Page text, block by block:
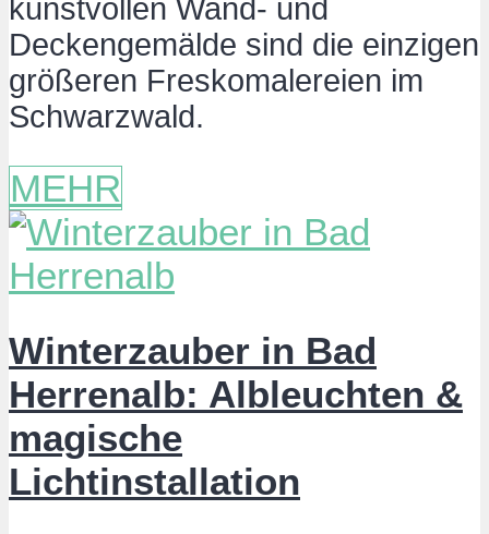
kunstvollen Wand- und
Deckengemälde sind die einzigen
größeren Freskomalereien im
Schwarzwald.
MEHR
Winterzauber in Bad
Herrenalb: Albleuchten &
magische
Lichtinstallation